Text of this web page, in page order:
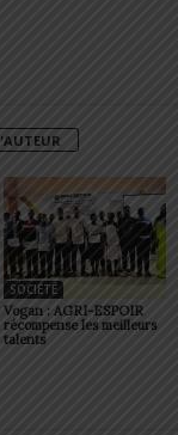
SOCIÉTÉ
Vogan : AGRI-ESPOIR
récompense les meilleurs
talents